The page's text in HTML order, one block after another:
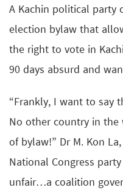
A Kachin political party
election bylaw that
the right to vote in
90 days absurd and
“Frankly, I want to say
No other country in
of bylaw!” Dr M. Kon
National Congress
unfair…a coalition